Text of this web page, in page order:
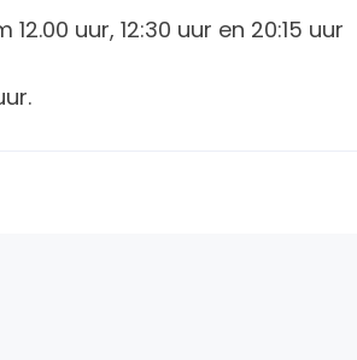
uur, 12:30 uur en 20:15 uur